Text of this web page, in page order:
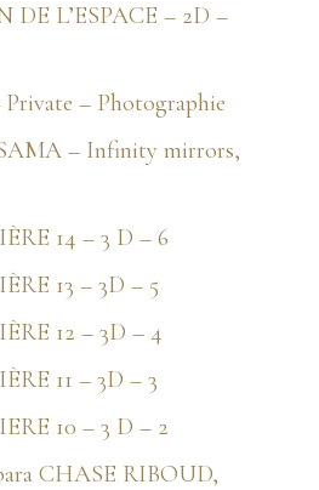
DE L’ESPACE – 2D –
– Photographie
– Infinity mirrors,
14 – 3 D – 6
13 – 3D – 5
12 – 3D – 4
11 – 3D – 3
10 – 3 D – 2
CHASE RIBOUD,